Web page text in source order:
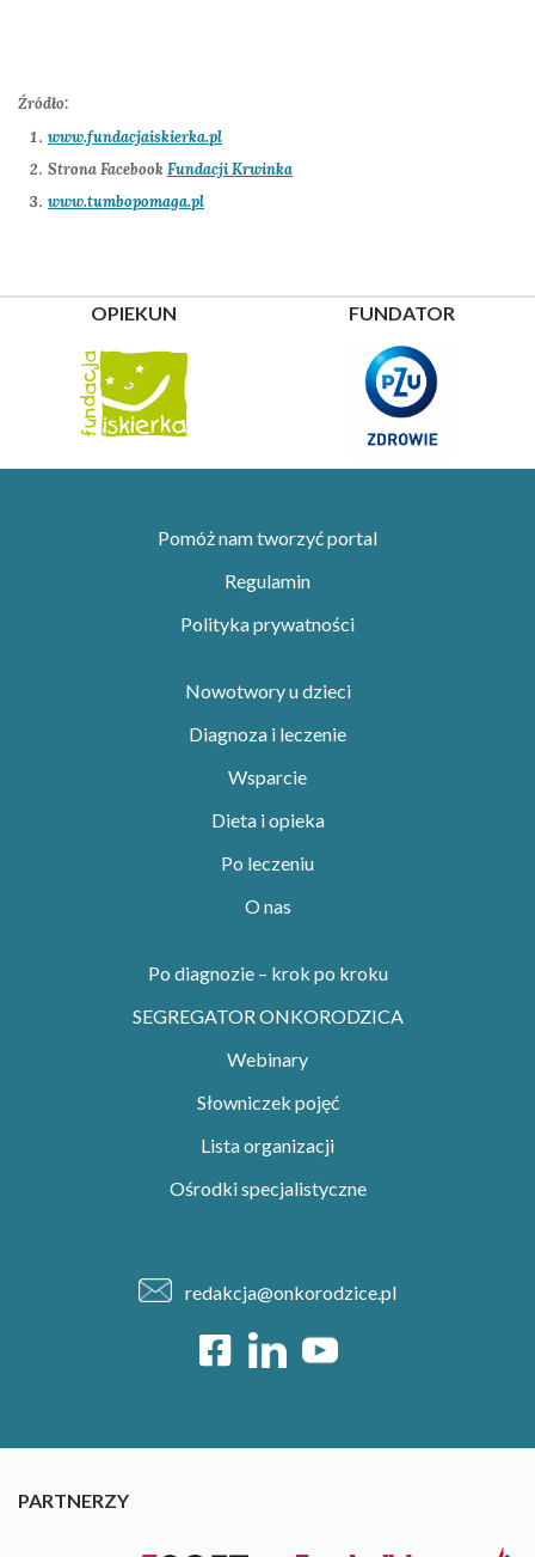
Źródło:
www.fundacjaiskierka.pl
Strona FacebookFundacji Krwinka
www.tumbopomaga.pl
OPIEKUN FUNDATOR
Pomóż nam tworzyć portal
Regulamin
Polityka prywatności
Nowotwory u dzieci
Diagnoza i leczenie
Wsparcie
Dieta i opieka
Po leczeniu
O nas
Po diagnozie – krok po kroku
SEGREGATOR ONKORODZICA
Webinary
Słowniczek pojęć
Lista organizacji
Ośrodki specjalistyczne
redakcja@onkorodzice.pl
PARTNERZY